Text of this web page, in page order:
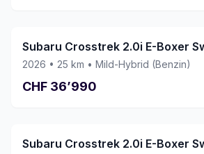
Subaru Crosstrek 2.0i E-Boxer
2026 • 25 km • Mild-Hybrid (Benzin)
CHF 36’990
Subaru Crosstrek 2.0i E-Boxer